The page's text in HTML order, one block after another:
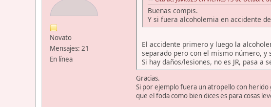
Novato
Mensajes: 21
En línea
Buenas compis.
Y si fuera alcoholemia en accidente
El accidente primero y luego la
separado pero con el mismo número,
Si hay daños/lesiones, no es JR, pasa a
Gracias.
Si por ejemplo fuera un atropello con
que el foda como bien dices es para cosas